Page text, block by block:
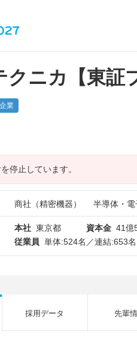
クニカ【東証
業
停止しています。
商社（精密機器） 半導体・
本社 東京都 資本金 41億
従業員 単体:524名／連結:653
採用データ 先輩